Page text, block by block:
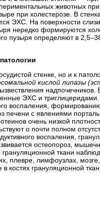
животных
при холестерозе. В
ЭХС. На поверхности
нередко формируются
пузыря определяют в
стенке, но и к
кислой липазы
надпочечников.
ЭХС и
воспаления,
печени с явлениями
очень низкой
о почти полном
воспаления,
остеопороз,
грануляционной ткани
плевре, лимфоузлах,
в костях грануляционной